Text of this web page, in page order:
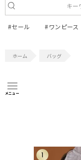
メニュー
#セール #ワンピース
バッグ